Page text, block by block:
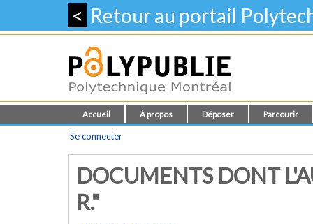
< Retour au portail
Accueil À propos Déposer Parcourir
Se connecter
DOCUMENTS DONT
R."